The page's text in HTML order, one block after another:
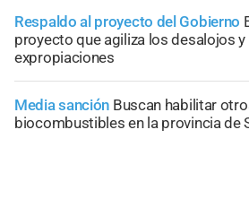
Respaldo al proyecto del Gobierno
proyecto que agiliza los desalojos
expropiaciones
Media sanción Buscan habilitar
biocombustibles en la provincia de